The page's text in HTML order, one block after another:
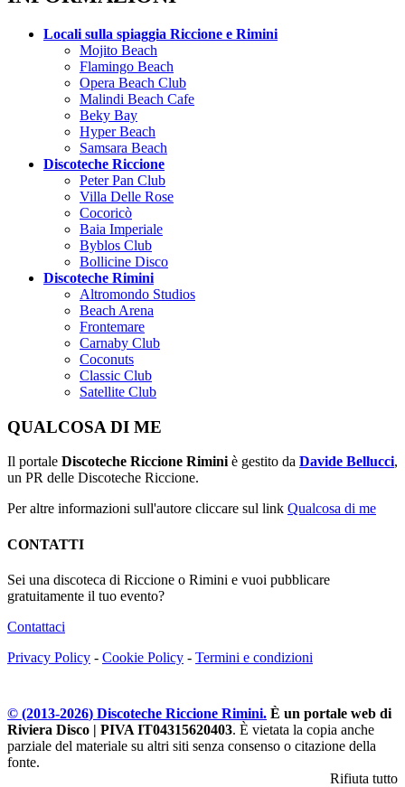
Locali sulla spiaggia Riccione e Rimini
Mojito Beach
Flamingo Beach
Opera Beach Club
Malindi Beach Cafe
Beky Bay
Hyper Beach
Samsara Beach
Discoteche Riccione
Peter Pan Club
Villa Delle Rose
Cocoricò
Baia Imperiale
Byblos Club
Bollicine Disco
Discoteche Rimini
Altromondo Studios
Beach Arena
Frontemare
Carnaby Club
Coconuts
Classic Club
Satellite Club
QUALCOSA DI ME
Il portale Discoteche Riccione Rimini è gestito da Davide Bellucci,
un PR delle Discoteche Riccione.
Per altre informazioni sull'autore cliccare sul link Qualcosa di me
CONTATTI
Sei una discoteca di Riccione o Rimini e vuoi pubblicare
gratuitamente il tuo evento?
Contattaci
Privacy Policy - Cookie Policy - Termini e condizioni
© (2013-2026) Discoteche Riccione Rimini. È un portale web di
Riviera Disco | PIVA IT04315620403. È vietata la copia anche
parziale del materiale su altri siti senza consenso o citazione della
fonte.
Rifiuta tutto